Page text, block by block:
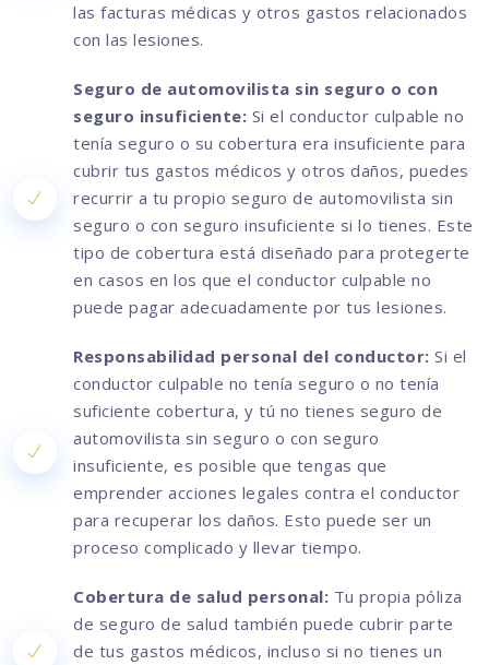
las facturas médicas y otros gastos relacionados
con las lesiones.
Seguro de automovilista sin seguro o con
seguro insuficiente: Si el conductor culpable no
tenía seguro o su cobertura era insuficiente para
cubrir tus gastos médicos y otros daños, puedes
recurrir a tu propio seguro de automovilista sin
seguro o con seguro insuficiente si lo tienes. Este
tipo de cobertura está diseñado para protegerte
en casos en los que el conductor culpable no
puede pagar adecuadamente por tus lesiones.
Responsabilidad personal del conductor: Si el
conductor culpable no tenía seguro o no tenía
suficiente cobertura, y tú no tienes seguro de
automovilista sin seguro o con seguro
insuficiente, es posible que tengas que
emprender acciones legales contra el conductor
para recuperar los daños. Esto puede ser un
proceso complicado y llevar tiempo.
Cobertura de salud personal: Tu propia póliza
de seguro de salud también puede cubrir parte
de tus gastos médicos, incluso si no tienes un